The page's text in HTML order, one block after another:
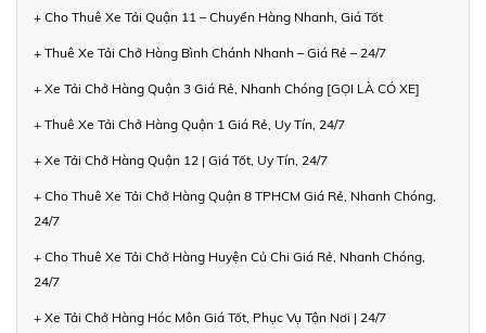
+ Cho Thuê Xe Tải Quận 11 – Chuyển Hàng Nhanh, Giá Tốt
+ Thuê Xe Tải Chở Hàng Bình Chánh Nhanh – Giá Rẻ – 24/7
+ Xe Tải Chở Hàng Quận 3 Giá Rẻ, Nhanh Chóng [GỌI LÀ CÓ XE]
+ Thuê Xe Tải Chở Hàng Quận 1 Giá Rẻ, Uy Tín, 24/7
+ Xe Tải Chở Hàng Quận 12 | Giá Tốt, Uy Tín, 24/7
+ Cho Thuê Xe Tải Chở Hàng Quận 8 TPHCM Giá Rẻ, Nhanh Chóng,
24/7
+ Cho Thuê Xe Tải Chở Hàng Huyện Củ Chi Giá Rẻ, Nhanh Chóng,
24/7
+ Xe Tải Chở Hàng Hóc Môn Giá Tốt, Phục Vụ Tận Nơi | 24/7